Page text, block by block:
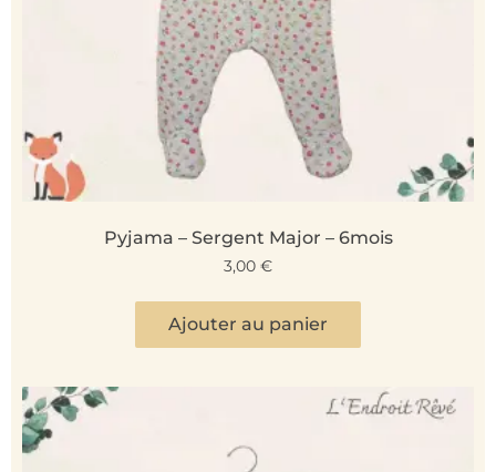
Pyjama – Sergent Major – 6mois
3,00 €
Ajouter au panier